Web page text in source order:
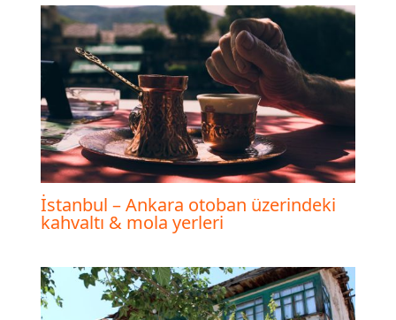
İstanbul – Ankara otoban üzerindeki
kahvaltı & mola yerleri